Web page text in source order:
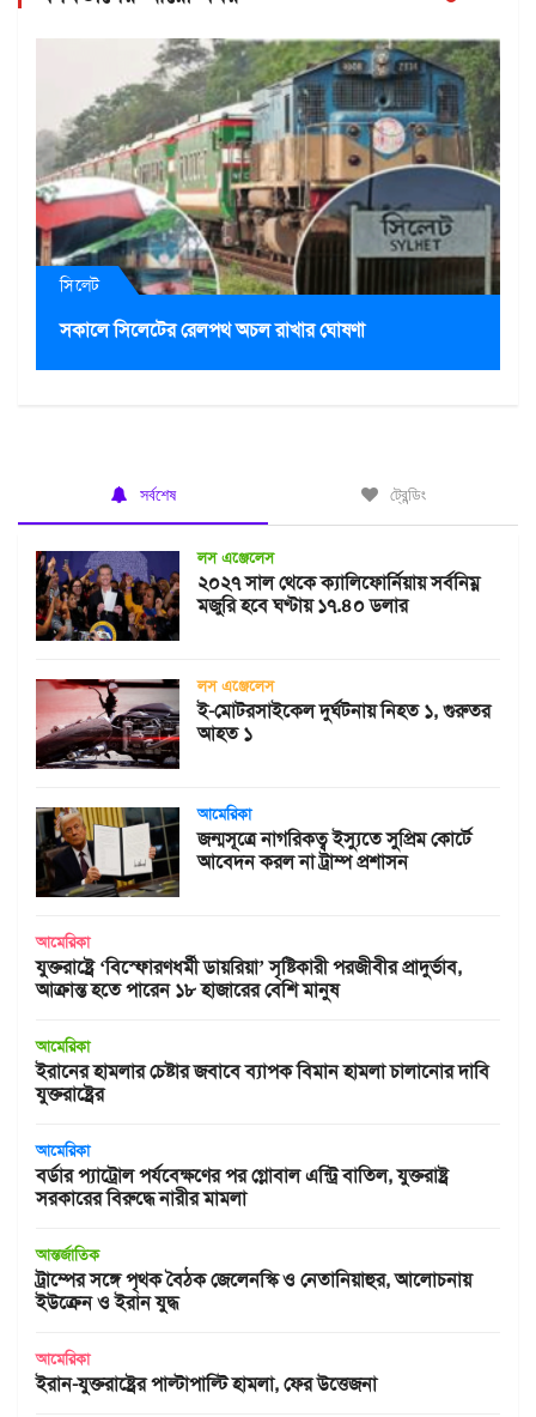
সিলেট
সকালে সিলেটের রেলপথ অচল রাখার ঘোষণা
সর্বশেষ ট্রেন্ডিং
লস এঞ্জেলেস
২০২৭ সাল থেকে ক্যালিফোর্নিয়ায় সর্বনিম্ন
মজুরি হবে ঘণ্টায় ১৭.৪০ ডলার
লস এঞ্জেলেস
ই-মোটরসাইকেল দুর্ঘটনায় নিহত ১, গুরুতর
আহত ১
আমেরিকা
জন্মসূত্রে নাগরিকত্ব ইস্যুতে সুপ্রিম কোর্টে
আবেদন করল না ট্রাম্প প্রশাসন
আমেরিকা
যুক্তরাষ্ট্রে ‘বিস্ফোরণধর্মী ডায়রিয়া’ সৃষ্টিকারী পরজীবীর প্রাদুর্ভাব,
আক্রান্ত হতে পারেন ১৮ হাজারের বেশি মানুষ
আমেরিকা
ইরানের হামলার চেষ্টার জবাবে ব্যাপক বিমান হামলা চালানোর দাবি
যুক্তরাষ্ট্রের
আমেরিকা
বর্ডার প্যাট্রোল পর্যবেক্ষণের পর গ্লোবাল এন্ট্রি বাতিল, যুক্তরাষ্ট্র
সরকারের বিরুদ্ধে নারীর মামলা
আন্তর্জাতিক
ট্রাম্পের সঙ্গে পৃথক বৈঠক জেলেনস্কি ও নেতানিয়াহুর, আলোচনায়
ইউক্রেন ও ইরান যুদ্ধ
আমেরিকা
ইরান-যুক্তরাষ্ট্রের পাল্টাপাল্টি হামলা, ফের উত্তেজনা